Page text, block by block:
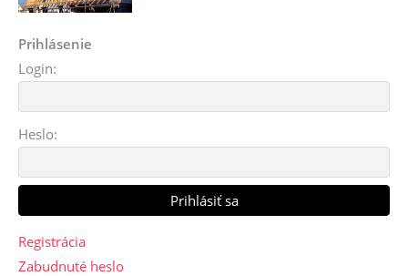
Prihlásenie
Login:
Heslo:
Registrácia
Zabudnuté heslo